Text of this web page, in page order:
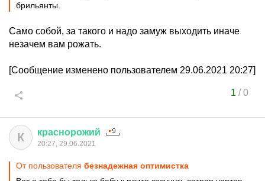
брильянты.
Само собой, за такого и надо замуж выходить иначе
незачем вам рожать.
[Сообщение изменено пользователем 29.06.2021 20:27]
1 /0
К краснорожий
20:27, 29.06.2021
От пользователя безнадежная оптимистка